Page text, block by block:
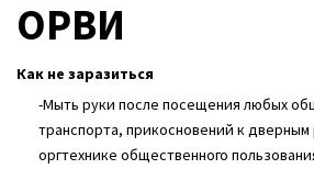
ОРВИ
Как не заразиться
-Мыть руки после посещения любых
транспорта, прикосновений к дверным
оргтехнике общественного